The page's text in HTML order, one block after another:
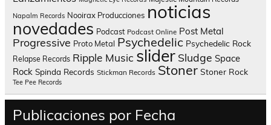
Napalm Records Nooirax Producciones noticias
novedades Podcast Podcast Online Post Metal
Progressive Proto Metal Psychedelic Psychedelic Rock
Relapse Records Ripple Music slider Sludge Space
Rock Spinda Records Stickman Records Stoner Stoner Rock
Tee Pee Records
Publicaciones por Fecha